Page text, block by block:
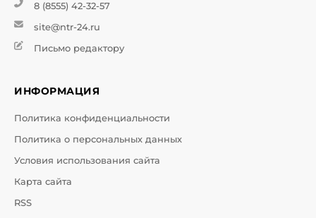
8 (8555) 42-32-57
site@ntr-24.ru
Письмо редактору
ИНФОРМАЦИЯ
Политика конфиденциальности
Политика о персональных данных
Условия использования сайта
Карта сайта
RSS